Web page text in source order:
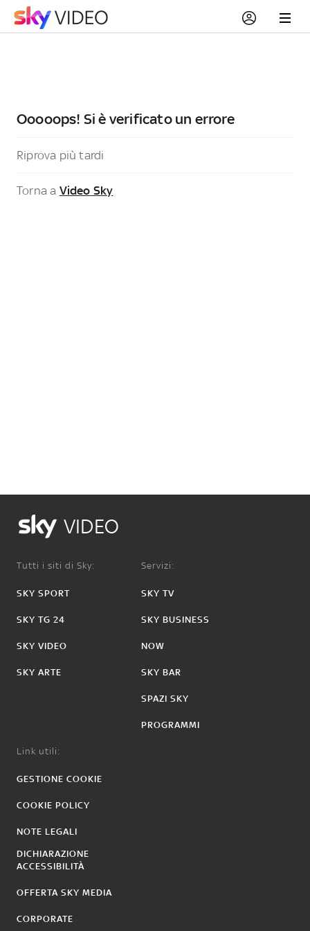
Ooooops! Si è verificato un errore
Riprova più tardi
Torna a Video Sky
VIDEO
Tutti i siti di Sky:
SKY SPORT
SKY TG 24
SKY VIDEO
SKY ARTE
Servizi:
SKY TV
SKY BUSINESS
NOW
SKY BAR
SPAZI SKY
PROGRAMMI
Link utili:
GESTIONE COOKIE
COOKIE POLICY
NOTE LEGALI
DICHIARAZIONE
ACCESSIBILITÀ
OFFERTA SKY MEDIA
CORPORATE